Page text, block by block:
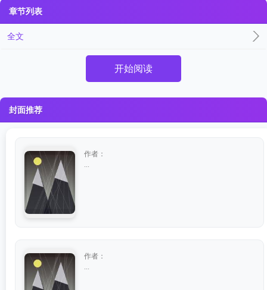
章节列表
全文
开始阅读
封面推荐
作者：
作者：